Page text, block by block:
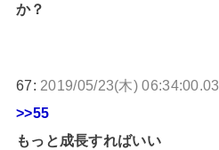
か？
67: 2019/05/23(木) 06:34:00.03
>>55
もっと成長すればいい